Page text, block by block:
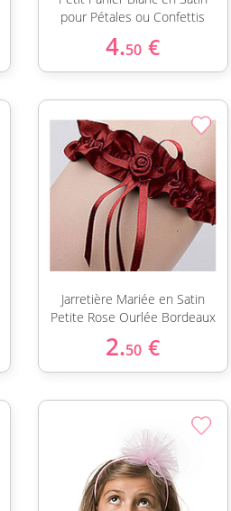
pour Pétales ou Confettis
4.50 €
Jarretière Mariée en Satin
Petite Rose Ourlée Bordeaux
2.50 €